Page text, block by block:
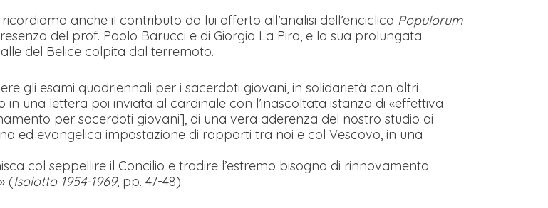
anche il contributo da lui offerto all’analisi dell’enciclica Populorum
del prof. Paolo Barucci e di Giorgio La Pira, e la sua prolungata
del Belice colpita dal terremoto.
gli esami quadriennali per i sacerdoti giovani, in solidarietà con altri
una lettera poi inviata al cardinale con l’inascoltata istanza di «effettiva
per sacerdoti giovani], di una vera aderenza del nostro studio ai
ed evangelica impostazione di rapporti tra noi e col Vescovo, in una
col seppellire il Concilio e tradire l’estremo bisogno di rinnovamento
(Isolotto 1954-1969, pp. 47-48).